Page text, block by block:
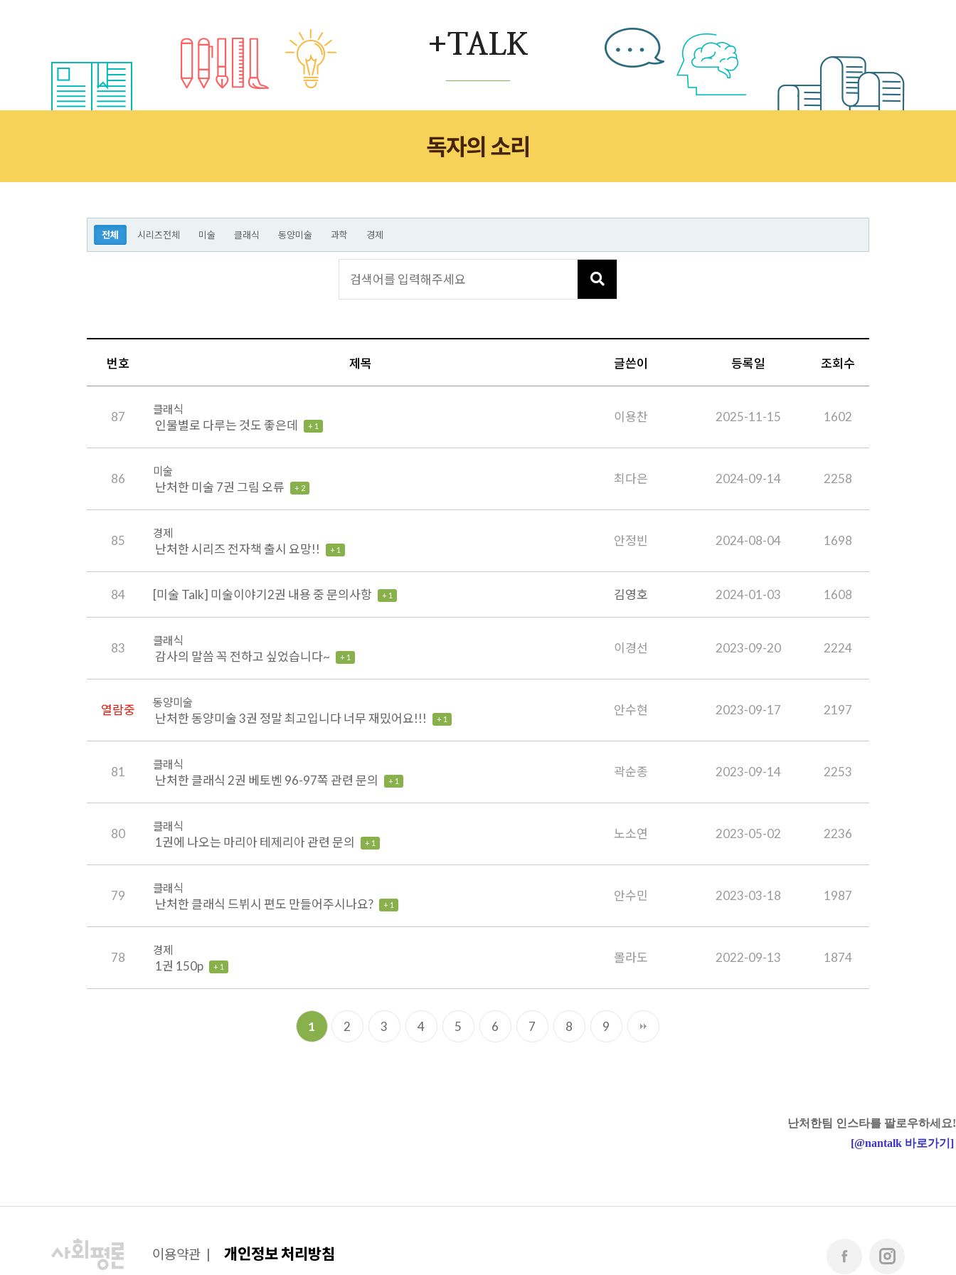
+TALK
독자의 소리
전체 시리즈전체 미술 클래식 동양미술 과학 경제
번호 제목 글쓴이 등록일 조회수
87 클래식
인물별로 다루는 것도 좋은데 + 1
이용찬 2025-11-15 1602
86 미술
난처한 미술 7권 그림 오류 + 2
최다은 2024-09-14 2258
85 경제
난처한 시리즈 전자책 출시 요망!! + 1
안정빈 2024-08-04 1698
84 [미술 Talk] 미술이야기2권 내용 중 문의사항 + 1 김영호 2024-01-03 1608
83 클래식
감사의 말씀 꼭 전하고 싶었습니다~ + 1
이경선 2023-09-20 2224
열람중 동양미술
난처한 동양미술 3권 정말 최고입니다 너무 재밌어요!!! + 1
안수현 2023-09-17 2197
81 클래식
난처한 클래식 2권 베토벤 96-97쪽 관련 문의 + 1
곽순종 2023-09-14 2253
80 클래식
1권에 나오는 마리아 테제리아 관련 문의 + 1
노소연 2023-05-02 2236
79 클래식
난처한 클래식 드뷔시 편도 만들어주시나요? + 1
안수민 2023-03-18 1987
78 경제
1권 150p + 1
몰라도 2022-09-13 1874
1 2 3 4 5 6 7 8 9
맨끝
난처한팀 인스타를 팔로우하세요!
[@nantalk 바로가기 ]
이용약관 | 개인정보 처리방침